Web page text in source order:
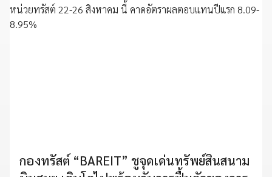
กองทรัสต์ “BAREIT” ชูจุดเด่นทรัพย์สินสนาม